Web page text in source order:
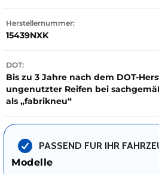
Herstellernummer:
15439NXK
DOT:
Bis zu 3 Jahre nach dem DOT-
ungenutzter Reifen bei
als „fabrikneu“
PASSEND FUR IHR
Modelle